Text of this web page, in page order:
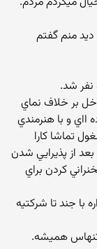
منم گفتم
بر خلاف نماي
ااي و با هنرمندي
نفري هم مشغول تماشا كارا
راهنمايي كردو بعد از پذيرايي شدن
به سخنراني كردن براي
طي 1 سال قبل.قراره با جند تا شركتيه
هميشه.